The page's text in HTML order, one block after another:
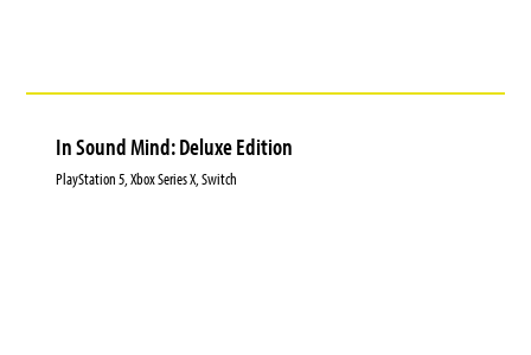
In Sound Mind: Deluxe Edition
PlayStation 5, Xbox Series X, Switch